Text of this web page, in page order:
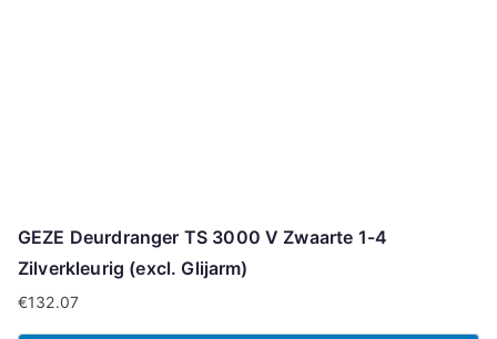
GEZE Deurdranger TS 3000 V Zwaarte 1-4
Zilverkleurig (excl. Glijarm)
€132.07